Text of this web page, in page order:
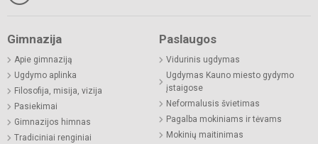
Gimnazija
Apie gimnaziją
Ugdymo aplinka
Filosofija, misija, vizija
Pasiekimai
Gimnazijos himnas
Tradiciniai renginiai
Paslaugos
Vidurinis ugdymas
Ugdymas Kauno miesto gydymo
įstaigose
Neformalusis švietimas
Pagalba mokiniams ir tėvams
Mokinių maitinimas